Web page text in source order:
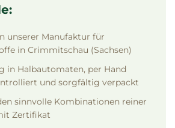
unserer Manufaktur für
in Crimmitschau (Sachsen)
in Halbautomaten, per Hand
und sorgfältig verpackt
sinnvolle Kombinationen reiner
Zertifikat